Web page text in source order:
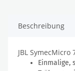
Beschreibung
JBL SymecMicro
Einmalige,